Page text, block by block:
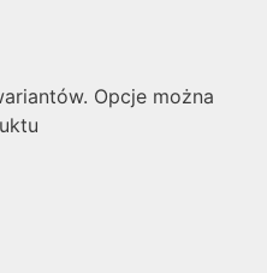
Opcje można